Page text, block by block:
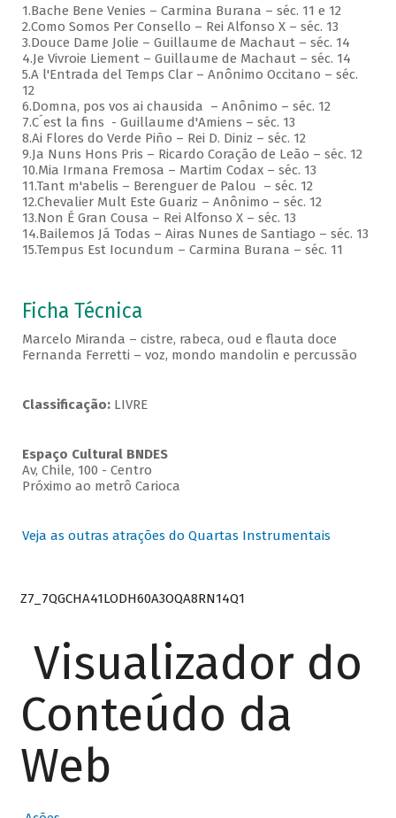
1.Bache Bene Venies – Carmina Burana – séc. 11 e 12
2.Como Somos Per Consello – Rei Alfonso X – séc. 13
3.Douce Dame Jolie – Guillaume de Machaut – séc. 14
4.Je Vivroie Liement – Guillaume de Machaut – séc. 14
5.A l'Entrada del Temps Clar – Anônimo Occitano – séc.
12
6.Domna, pos vos ai chausida – Anônimo – séc. 12
7.C´est la fins - Guillaume d'Amiens – séc. 13
8.Ai Flores do Verde Piño – Rei D. Diniz – séc. 12
9.Ja Nuns Hons Pris – Ricardo Coração de Leão – séc. 12
10.Mia Irmana Fremosa – Martim Codax – séc. 13
11.Tant m'abelis – Berenguer de Palou – séc. 12
12.Chevalier Mult Este Guariz – Anônimo – séc. 12
13.Non É Gran Cousa – Rei Alfonso X – séc. 13
14.Bailemos Já Todas – Airas Nunes de Santiago – séc. 13
15.Tempus Est Iocundum – Carmina Burana – séc. 11
Ficha Técnica
Marcelo Miranda – cistre, rabeca, oud e flauta doce
Fernanda Ferretti – voz, mondo mandolin e percussão
Classificação: LIVRE
Espaço Cultural BNDES
Av, Chile, 100 - Centro
Próximo ao metrô Carioca
Veja as outras atrações do Quartas Instrumentais
Z7_7QGCHA41LODH60A3OQA8RN14Q1
Visualizador do
Conteúdo da
Web